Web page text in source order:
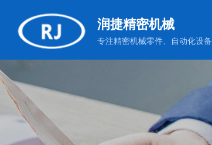
润捷精密机械
专注精密机械零件、自动化设备